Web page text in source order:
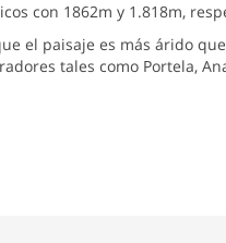
con 1862m y 1.818m,
el paisaje es más árido
tales como Portela,